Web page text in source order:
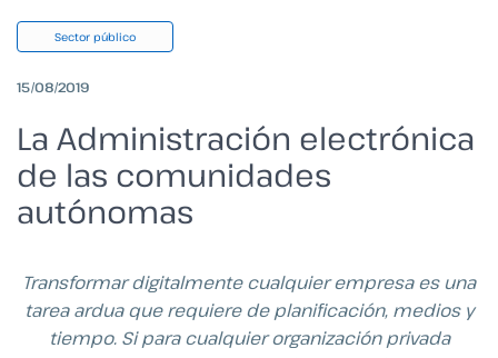
Sector público
15/08/2019
La Administración electrónica
de las comunidades
autónomas
Transformar digitalmente cualquier empresa es una
tarea ardua que requiere de planificación, medios y
tiempo. Si para cualquier organización privada